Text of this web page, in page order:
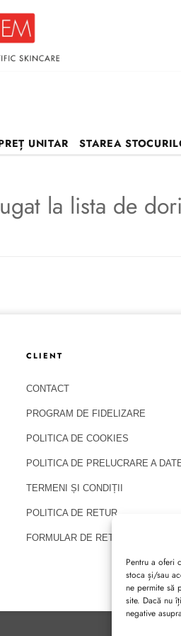
Pentru a oferi
stoca și/sau
ne permite să
site. Dacă nu
negative
UNITAR STAREA
la lista de
CLIENT
CONTACT
PROGRAM DE FIDELIZARE
POLITICA DE COOKIES
POLITICA DE PRELUCRARE A
TERMENI ȘI CONDIȚII
POLITICA DE RETUR
FORMULAR DE RETUR